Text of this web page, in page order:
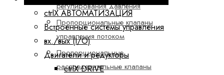
регулирования давления
Пропорциональные клапаны
управления потоком
Пропорциональные
распределительные клапаны
ctrlX АВТОМАТИЗАЦИЯ
Встроенные системы управления
вх./вых (I/O)
Двигатели и редукторы
ctrlX DRIVE